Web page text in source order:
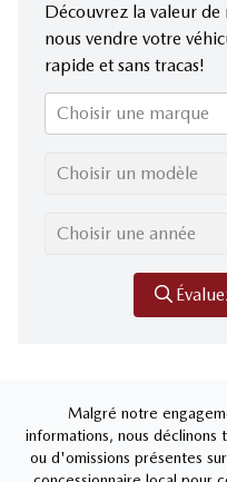
Découvrez la valeur de
nous vendre votre
rapide et sans tracas!
Choisir une marque
Choisir un modèle
Choisir une année
Malgré notre
informations, nous
ou d'omissions présentes